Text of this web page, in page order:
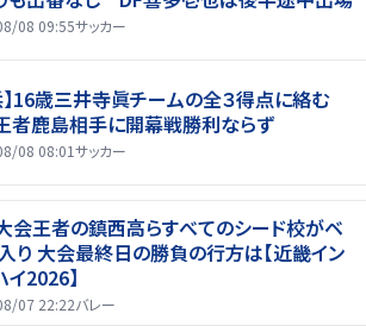
08 09:55サッカー
】16歳三井寺眞チームの全３得点に絡む
者鹿島相手に開幕戦勝利ならず
08 08:01サッカー
会王者の鎮西高らすべてのシード校がベ
り 大会最終日の勝負の行方は【近畿イン
イ2026】
07 22:22バレー